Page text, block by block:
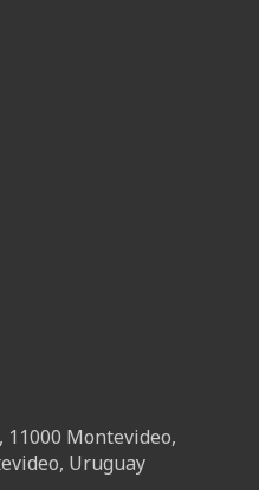
11000 Montevideo,
Uruguay